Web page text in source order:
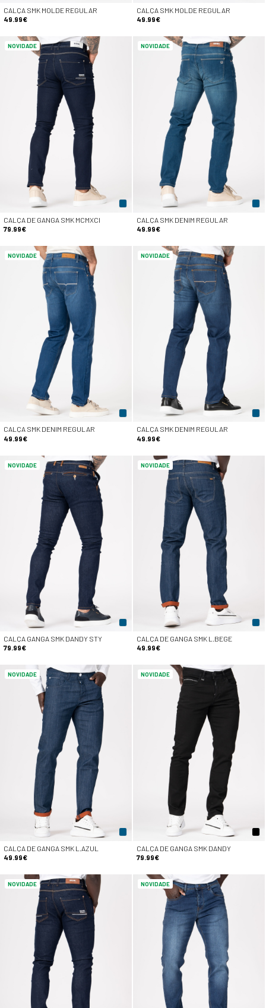
CALÇA SMK MOLDE REGULAR
49.99€
CALÇA SMK MOLDE REGULAR
49.99€
NOVIDADE
CALÇA DE GANGA SMK MCMXCI
79.99€
NOVIDADE
CALÇA SMK DENIM REGULAR
49.99€
NOVIDADE
CALÇA SMK DENIM REGULAR
49.99€
NOVIDADE
CALÇA SMK DENIM REGULAR
49.99€
NOVIDADE
CALÇA GANGA SMK DANDY STY
79.99€
NOVIDADE
CALÇA DE GANGA SMK L.BEGE
49.99€
NOVIDADE
CALÇA DE GANGA SMK L.AZUL
49.99€
NOVIDADE
CALÇA DE GANGA SMK DANDY
79.99€
NOVIDADE NOVIDADE